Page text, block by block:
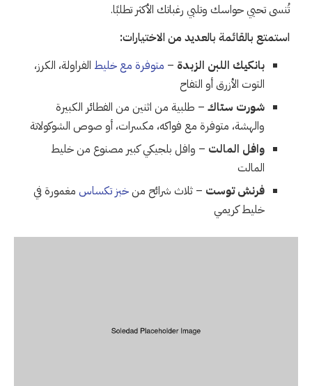
تُنسى تحيي حواسك وتلبي رغباتك الأكثر تطلبًا.
استمتع بالقائمة بالعديد من الاختيارات:
بانكيك اللبن الزبدة – متوفرة مع خليط الفراولة، الكرز،
التوت الأزرق أو التفاح
شورت ستاك – طلبية من اثنين من الفطائر الكبيرة
والهشة، متوفرة مع فواكه، مكسرات، أو صوص الشوكولاتة
وافل المالت – وافل بلجيكي كبير مصنوع من خليط
المالت
فرنش توست – ثلاث شرائح منخبز تكساس مغمورة في
خليط كريمي